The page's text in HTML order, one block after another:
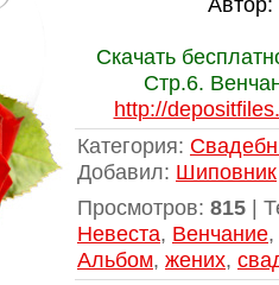
Скачать
Стр.6.
http://
Категория:
Добавил: Шиповник
Просмотров: 815 |
Невеста, Венчание,
Альбом, жених,